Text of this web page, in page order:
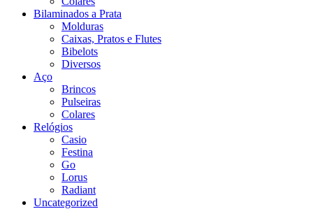
Bilaminados a Prata
Molduras
Caixas, Pratos e Flutes
Bibelots
Diversos
Aço
Brincos
Pulseiras
Colares
Relógios
Casio
Festina
Go
Lorus
Radiant
Uncategorized